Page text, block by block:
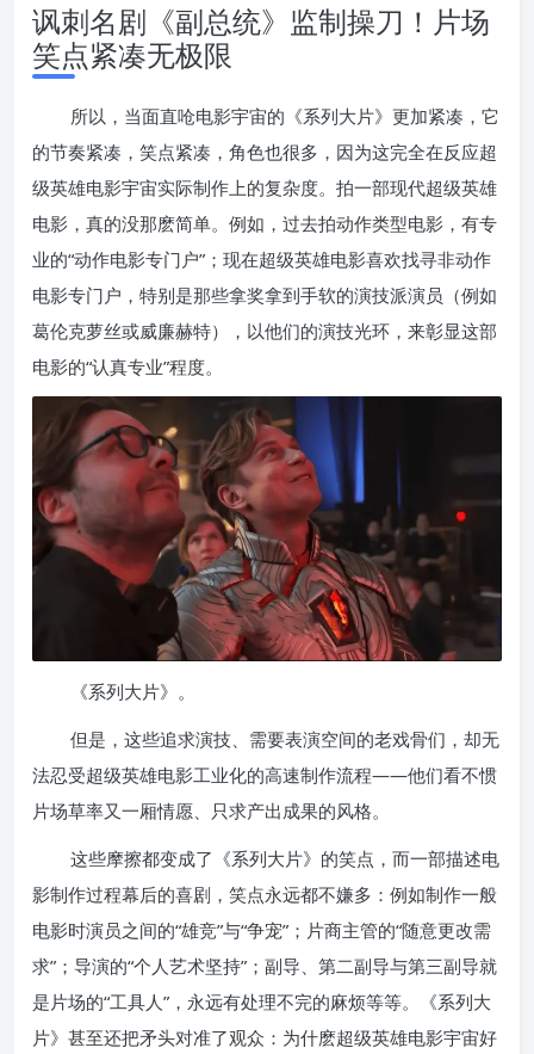
讽刺名剧《副总统》监制操刀！片场
笑点紧凑无极限
所以，当面直呛电影宇宙的《系列大片》更加紧凑，它
的节奏紧凑，笑点紧凑，角色也很多，因为这完全在反应超
级英雄电影宇宙实际制作上的复杂度。拍一部现代超级英雄
电影，真的没那麽简单。例如，过去拍动作类型电影，有专
业的“动作电影专门户”；现在超级英雄电影喜欢找寻非动作
电影专门户，特别是那些拿奖拿到手软的演技派演员（例如
葛伦克萝丝或威廉赫特），以他们的演技光环，来彰显这部
电影的“认真专业”程度。
《系列大片》。
但是，这些追求演技、需要表演空间的老戏骨们，却无
法忍受超级英雄电影工业化的高速制作流程——他们看不惯
片场草率又一厢情愿、只求产出成果的风格。
这些摩擦都变成了《系列大片》的笑点，而一部描述电
影制作过程幕后的喜剧，笑点永远都不嫌多：例如制作一般
电影时演员之间的“雄竞”与“争宠”；片商主管的“随意更改需
求”；导演的“个人艺术坚持”；副导、第二副导与第三副导就
是片场的“工具人”，永远有处理不完的麻烦等等。《系列大
片》甚至还把矛头对准了观众：为什麽超级英雄电影宇宙好